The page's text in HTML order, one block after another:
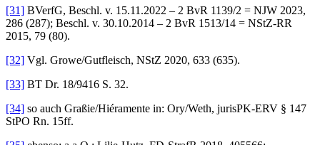
[31] BVerfG, Beschl. v. 15.11.2022 – 2 BvR 1139/2 = NJW 2023,
286 (287); Beschl. v. 30.10.2014 – 2 BvR 1513/14 = NStZ-RR
2015, 79 (80).
[32] Vgl. Growe/Gutfleisch, NStZ 2020, 633 (635).
[33] BT Dr. 18/9416 S. 32.
[34] so auch Graßie/Hiéramente in: Ory/Weth, jurisPK-ERV § 147
StPO Rn. 15ff.